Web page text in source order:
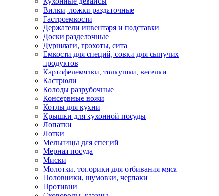
Вилки, ложки раздаточные
Гастроемкости
Держатели инвентаря и подставки
Доски разделочные
Дуршлаги, грохоты, сита
Емкости для специй, совки для сыпучих
продуктов
Картофелемялки, толкушки, веселки
Кастрюли
Колоды разрубочные
Консервные ножи
Котлы для кухни
Крышки для кухонной посуды
Лопатки
Лотки
Мельницы для специй
Мерная посуда
Миски
Молотки, топорики для отбивания мяса
Половники, шумовки, черпаки
Противни